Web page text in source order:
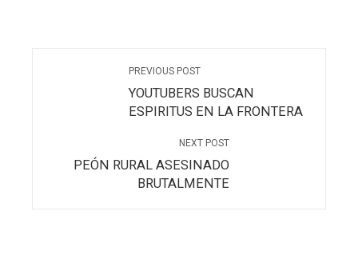
PREVIOUS POST
YOUTUBERS BUSCAN
ESPIRITUS EN LA FRONTERA
NEXT POST
PEÓN RURAL ASESINADO
BRUTALMENTE